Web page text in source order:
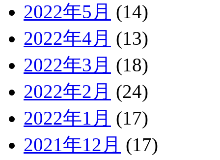
2022年5月 (14)
2022年4月 (13)
2022年3月 (18)
2022年2月 (24)
2022年1月 (17)
2021年12月 (17)